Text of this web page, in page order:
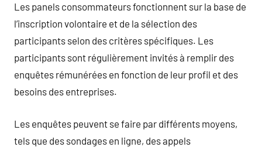
Les panels consommateurs fonctionnent sur la base de
l’inscription volontaire et de la sélection des
participants selon des critères spécifiques. Les
participants sont régulièrement invités à remplir des
enquêtes rémunérées en fonction de leur profil et des
besoins des entreprises.
Les enquêtes peuvent se faire par différents moyens,
tels que des sondages en ligne, des appels